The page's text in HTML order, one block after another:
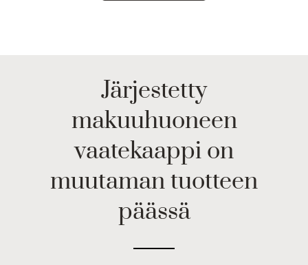
Järjestetty
makuuhuoneen
vaatekaappi on
muutaman tuotteen
päässä